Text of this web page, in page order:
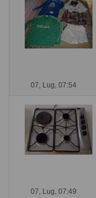
07, Lug, 07:54
07, Lug, 07:49